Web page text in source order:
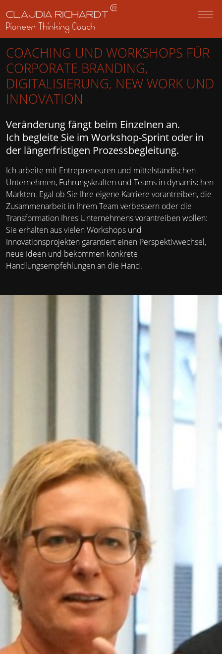
COACHING UND WORKSHOPS FÜR
CORPORATE BRANDING,
DIGITALISIERUNG, NEW WORK UND
INNOVATION
Veränderung fängt beim Einzelnen an.
Ich begleite Sie im Workshop-Sprint oder in
der längerfristigen Prozessbegleitung.
Ich arbeite mit Entrepreneuren und mittelständischen
Unternehmen, Führungskräften und Teams in dynamischen
Märkten. Egal ob Sie Ihre eigene Karriere vorantreiben, die
Zusammenarbeit in Ihrem Team verbessern oder die
Transformation Ihres Unternehmens vorantreiben wollen:
Sie erhalten aus vielen Workshops und
Innovationsprojekten garantiert einen Perspektivwechsel,
neue Ideen und bekommen konkrete
Handlungsempfehlungen an die Hand.